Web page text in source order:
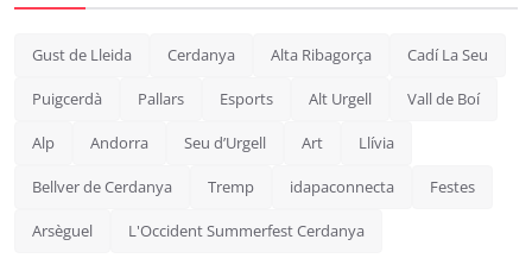
Gust de Lleida Cerdanya Alta Ribagorça Cadí La Seu
Puigcerdà Pallars Esports Alt Urgell Vall de Boí
Alp Andorra Seu d’Urgell Art Llívia
Bellver de Cerdanya Tremp idapaconnecta Festes
Arsèguel L'Occident Summerfest Cerdanya